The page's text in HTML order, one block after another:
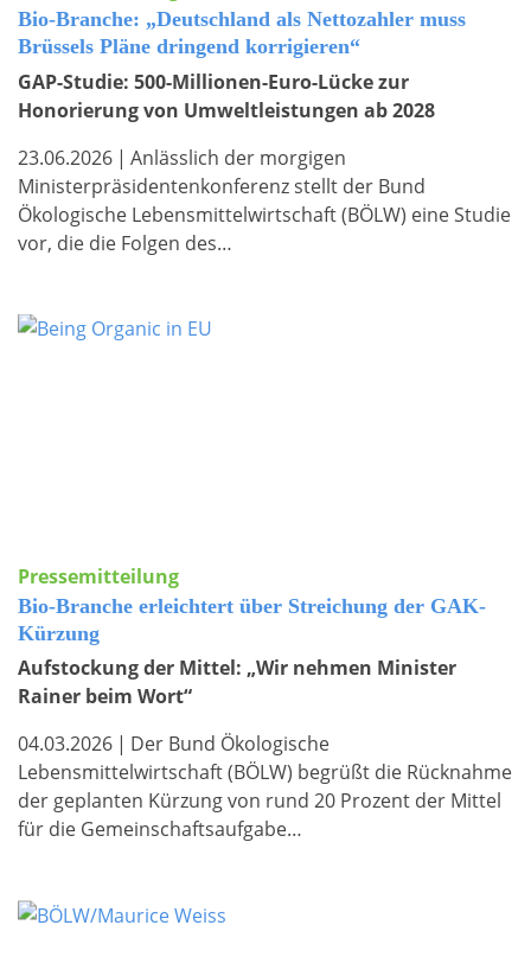
Bio-Branche: „Deutschland als Nettozahler muss
Brüssels Pläne dringend korrigieren“
GAP-Studie: 500-Millionen-Euro-Lücke zur
Honorierung von Umweltleistungen ab 2028
23.06.2026 | Anlässlich der morgigen
Ministerpräsidentenkonferenz stellt der Bund
Ökologische Lebensmittelwirtschaft (BÖLW) eine Studie
vor, die die Folgen des…
Pressemitteilung
Bio-Branche erleichtert über Streichung der GAK-
Kürzung
Aufstockung der Mittel: „Wir nehmen Minister
Rainer beim Wort“
04.03.2026 | Der Bund Ökologische
Lebensmittelwirtschaft (BÖLW) begrüßt die Rücknahme
der geplanten Kürzung von rund 20 Prozent der Mittel
für die Gemeinschaftsaufgabe…